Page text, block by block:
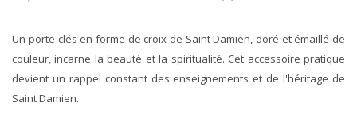
Un porte-clés en forme de croix de Saint Damien, doré et émaillé de
couleur, incarne la beauté et la spiritualité. Cet accessoire pratique
devient un rappel constant des enseignements et de l'héritage de
Saint Damien.